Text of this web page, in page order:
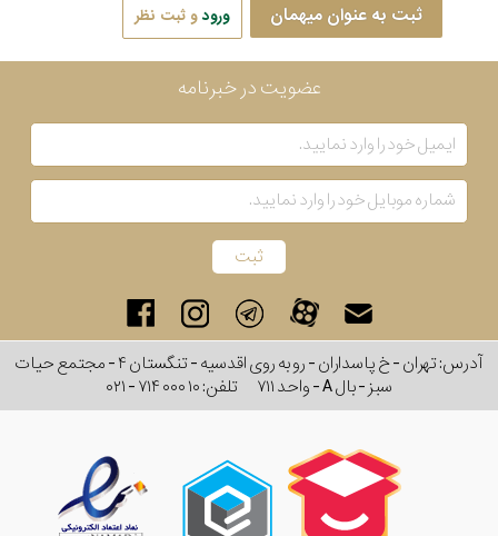
ثبت به عنوان میهمان ورودو ثبت نظر
عضویت در خبرنامه
آدرس: تهران - خ پاسداران - رو به روی اقدسیه - تنگستان ۴ - مجتمع حیات
سبز - بال A - واحد ۷۱۱
تلفن:۰۲۱ - ۷۱۴ ۰۰۰ ۱۰